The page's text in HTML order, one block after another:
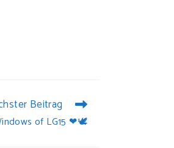
Beitrag
of LG15 ❤🕊